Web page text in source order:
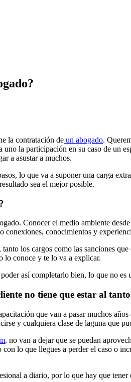
la contratación de un abogado.
la participación en su caso de un
a asustar a muchos.
lo que va a suponer una carga
sea el mejor posible.
Conocer el medio ambiente
conexiones, conocimientos y
los cargos como las sanciones
lo conoce y te lo va a explicar.
así completarlo bien, lo que no
no tiene que estar al tanto
que van a pasar muchos
y cualquiera clase de laguna que
, no van a dejar que se puedan
lo que llegues a perder el caso o
a diario, por lo que hay que